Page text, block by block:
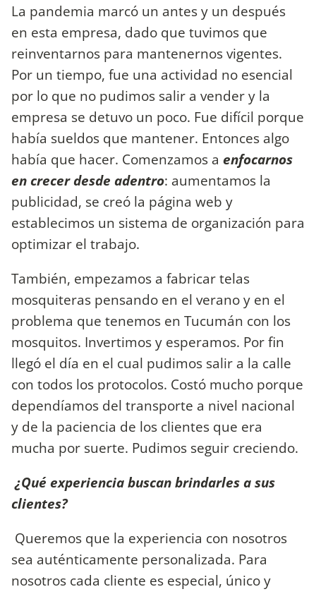
La pandemia marcó un antes y un después
en esta empresa, dado que tuvimos que
reinventarnos para mantenernos vigentes.
Por un tiempo, fue una actividad no esencial
por lo que no pudimos salir a vender y la
empresa se detuvo un poco. Fue difícil porque
había sueldos que mantener. Entonces algo
había que hacer. Comenzamos a enfocarnos
en crecer desde adentro: aumentamos la
publicidad, se creó la página web y
establecimos un sistema de organización para
optimizar el trabajo.
También, empezamos a fabricar telas
mosquiteras pensando en el verano y en el
problema que tenemos en Tucumán con los
mosquitos. Invertimos y esperamos. Por fin
llegó el día en el cual pudimos salir a la calle
con todos los protocolos. Costó mucho porque
dependíamos del transporte a nivel nacional
y de la paciencia de los clientes que era
mucha por suerte. Pudimos seguir creciendo.
¿Qué experiencia buscan brindarles a sus
clientes?
Queremos que la experiencia con nosotros
sea auténticamente personalizada. Para
nosotros cada cliente es especial, único y